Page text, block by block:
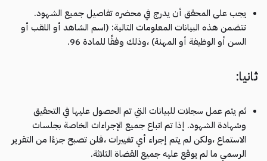
يجب على المحقق أن يدرج في محضره تفاصيل جميع الشهود.
تتضمن هذه البيانات المعلومات التالية: (اسم الشاهد أو اللقب أو
السن أو الوظيفة أو المهنة) ،وذلك وفقًا للمادة 96.
ثانيا:
ثم يتم عمل سجلات للبيانات التي تم الحصول عليها في التحقيق
وشهادة الشهود. إذا تم اتباع جميع الإجراءات الخاصة بجلسات
الاستماع ،ولكن لم يتم إجراء أي تغييرات ،فلن تصبح جزءًا من التقرير
الرسمي ما لم يوقع عليه جميع القضاة الثلاثة.